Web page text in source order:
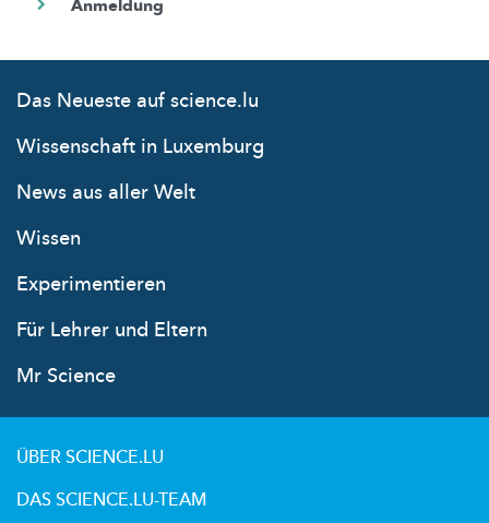
Das Neueste auf science.lu
Wissenschaft in Luxemburg
News aus aller Welt
Wissen
Experimentieren
Für Lehrer und Eltern
Mr Science
ÜBER SCIENCE.LU
DAS SCIENCE.LU-TEAM